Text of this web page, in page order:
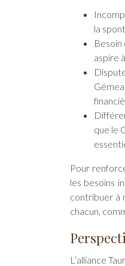
la
Besoin
aspire
que le
Pour
les besoins
contribuer à
chacun,
L’alliance